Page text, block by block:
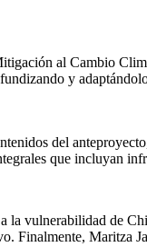
al Cambio
y
del
que incluyan
vulnerabilidad de
Finalmente,